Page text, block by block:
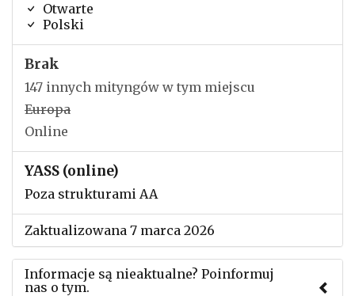
Otwarte
Polski
Brak
147 innych mityngów w tym miejscu
Europa
Online
YASS (online)
Poza strukturami AA
Zaktualizowana 7 marca 2026
Informacje są nieaktualne? Poinformuj
nas o tym.